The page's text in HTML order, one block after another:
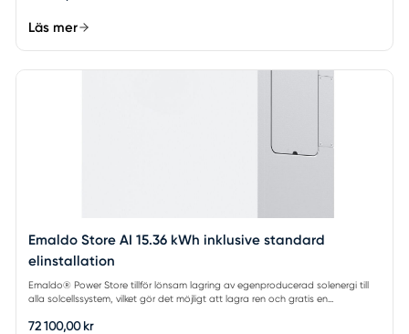
Läs mer
Emaldo Store AI 15.36 kWh inklusive standard
elinstallation
Emaldo® Power Store tillför lönsam lagring av egenproducerad solenergi till
alla solcellssystem, vilket gör det möjligt att lagra ren och gratis en...
72 100,00 kr